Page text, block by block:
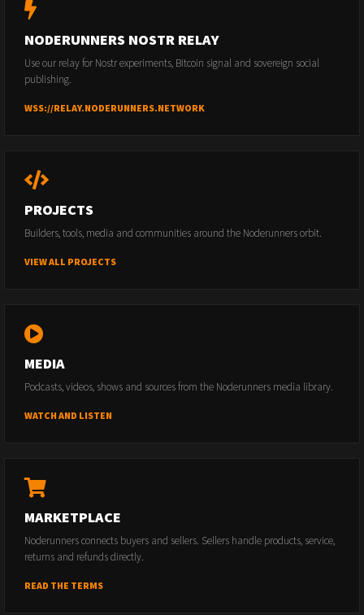
NODERUNNERS NOSTR RELAY
Use our relay for Nostr experiments, Bitcoin signal and sovereign social
publishing.
WSS://RELAY.NODERUNNERS.NETWORK
PROJECTS
Builders, tools, media and communities around the Noderunners orbit.
VIEW ALL PROJECTS
MEDIA
Podcasts, videos, shows and sources from the Noderunners media library.
WATCH AND LISTEN
MARKETPLACE
Noderunners connects buyers and sellers. Sellers handle products, service,
returns and refunds directly.
READ THE TERMS